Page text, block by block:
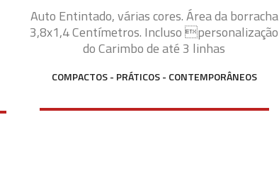
Auto Entintado, várias cores. Área da borracha
3,8x1,4 Centímetros. Incluso personalização
do Carimbo de até 3 linhas
COMPACTOS - PRÁTICOS - CONTEMPORÂNEOS